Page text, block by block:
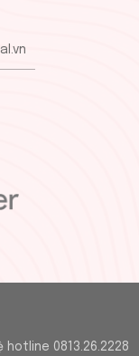
0813.26.2228